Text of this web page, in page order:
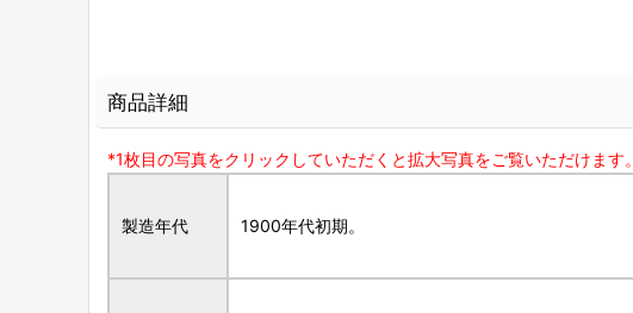
商品詳細
*1枚目の写真をクリックしていただくと拡大写真をご覧いただけます。
製造年代 1900年代初期。